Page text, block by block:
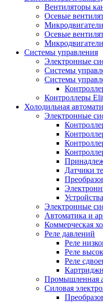
Вентиляторы
Осевые
Осевые
Системы управления
Электронные
Системы
Системы
Контроллеры
Холодильная
Электронные
Датчики
Электронные
Автоматика и
Коммерческая
Реле давлений
Реле
Реле
Реле
Промышленная
Силовая